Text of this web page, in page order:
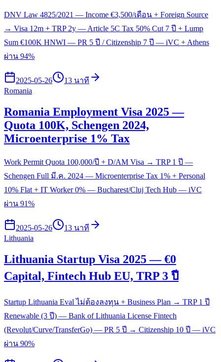
DNV Law 4825/2021 — Income €3,500/เดือน + Foreign Source
→ Visa 12m + TRP 2y — Article 5C Tax 50% Cut 7 ปี + Lump
Sum €100K HNWI — PR 5 ปี / Citizenship 7 ปี — iVC + Athens
ผ่าน 94%
2025-05-26
13 นาที
Romania
Romania Employment Visa 2025 —
Quota 100K, Schengen 2024,
Microenterprise 1% Tax
Work Permit Quota 100,000/ปี + D/AM Visa → TRP 1 ปี —
Schengen Full มี.ค. 2024 — Microenterprise Tax 1% + Personal
10% Flat + IT Worker 0% — Bucharest/Cluj Tech Hub — iVC
ผ่าน 91%
2025-05-26
13 นาที
Lithuania
Lithuania Startup Visa 2025 — €0
Capital, Fintech Hub EU, TRP 3 ปี
Startup Lithuania Eval ไม่ต้องลงทุน + Business Plan → TRP 1 ปี
Renewable (3 ปี) — Bank of Lithuania License Fintech
(Revolut/Curve/TransferGo) — PR 5 ปี → Citizenship 10 ปี — iVC
ผ่าน 90%